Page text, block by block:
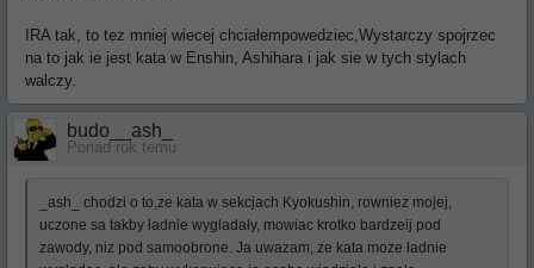
IRA tak, to tez mniej wiecej chciałempowedziec,Wystarczy spojrzec
na to jak ie jest kata w Enshin, Ashihara i jak sie w tych stylach
walczy.
budo__ash_
Ponad rok temu
_ash_ chodzi o to,ze kata w sekcjach Kyokushin, rowniez mojej,
uczone sa takby ładnie wygladały, mowiac krotko bardzeij pod
zawody, niz pod samoobrone. Ja uwazam, ze kata moze ładnie